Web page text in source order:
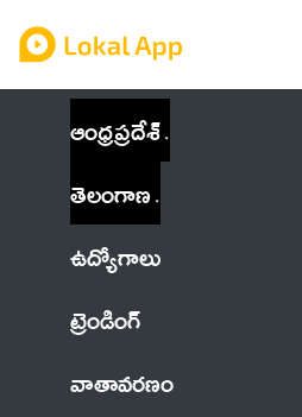
ఆంధ్రప్రదేశ్
తెలంగాణ
ఉద్యోగాలు
ట్రెండింగ్
వాతావరణం